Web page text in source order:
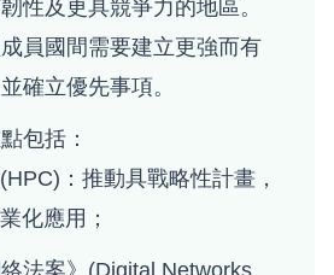
性及更具競爭力的地區。
員國間需要建立更強而有
確立優先事項。
包括：
：推動具戰略性計畫，
化應用；
法案》(Digital Networks